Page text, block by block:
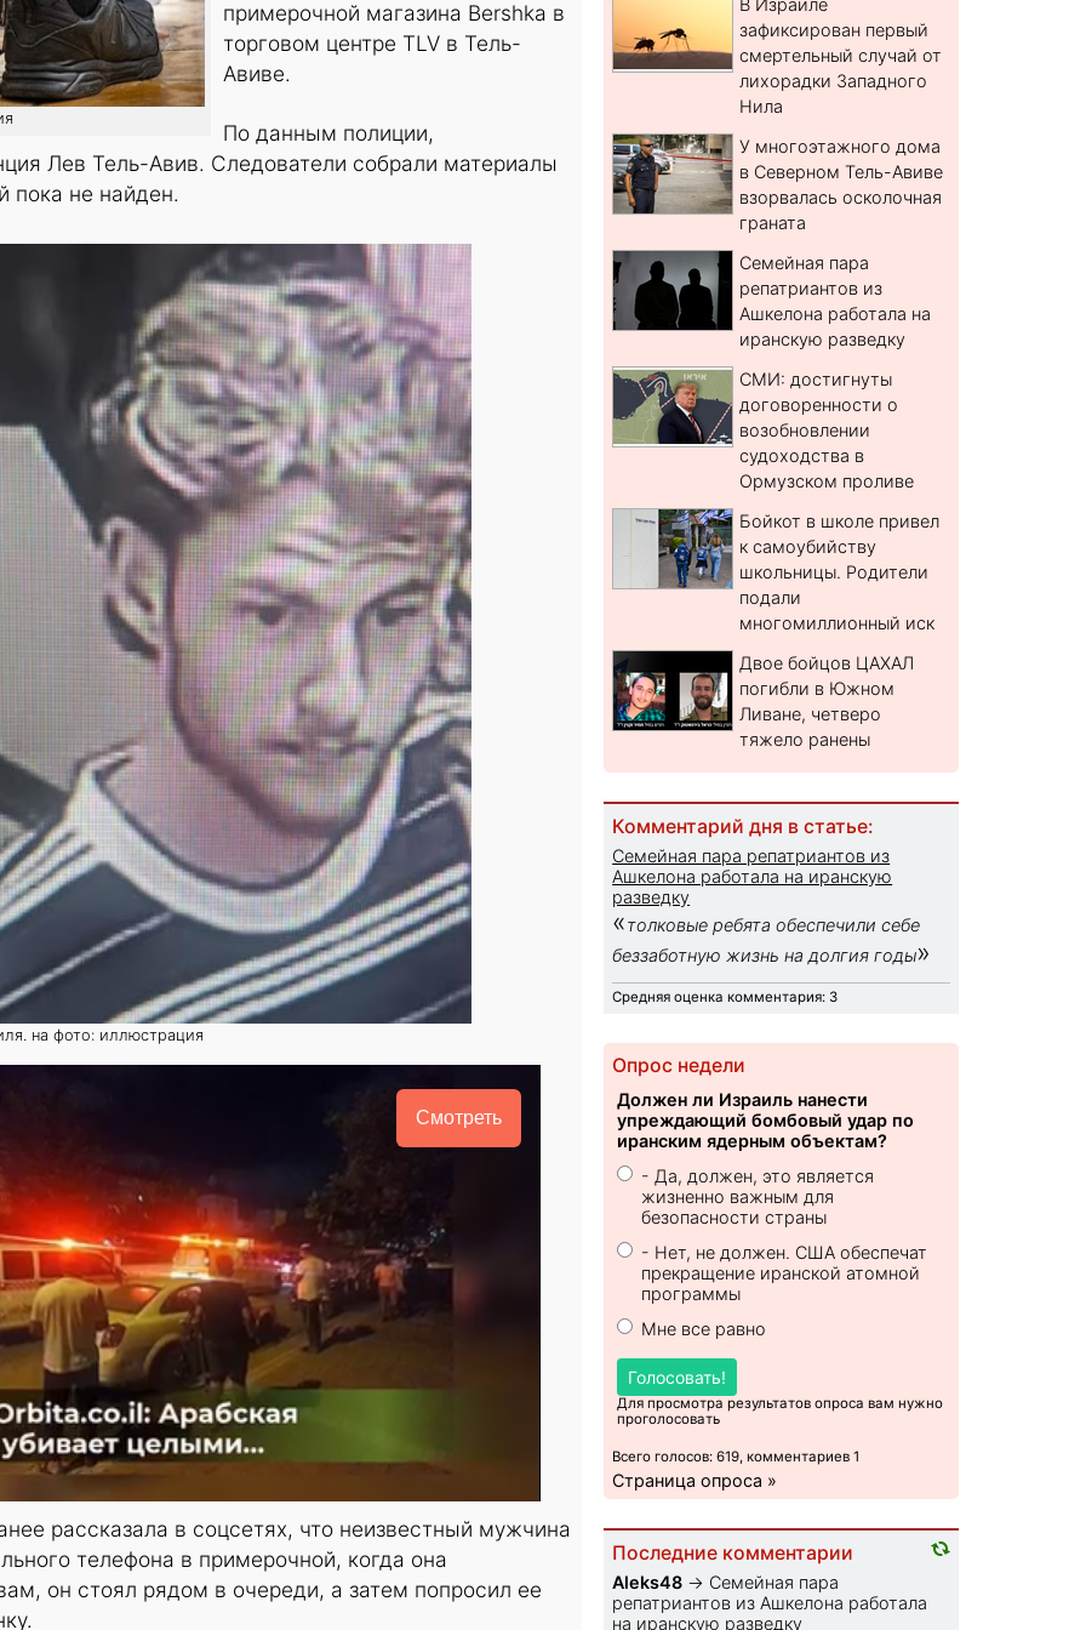
примерочной магазина Bershka в
торговом центре TLV в Тель-
Авиве.
По данным полиции,
Лев Тель-Авив. Следователи собрали материалы
пока не найден.
на фото: иллюстрация
Смотреть
рассказала в соцсетях, что неизвестный мужчина
телефона в примерочной, когда она
он стоял рядом в очереди, а затем попросил ее
В Израиле
зафиксирован первый
смертельный случай от
лихорадки Западного
Нила
У многоэтажного дома
в Северном Тель-Авиве
взорвалась осколочная
граната
Семейная пара
репатриантов из
Ашкелона работала на
иранскую разведку
СМИ: достигнуты
договоренности о
возобновлении
судоходства в
Ормузском проливе
Бойкот в школе привел
к самоубийству
школьницы. Родители
подали
многомиллионный иск
Двое бойцов ЦАХАЛ
погибли в Южном
Ливане, четверо
тяжело ранены
Комментарий дня в статье:
Семейная пара репатриантов из
Ашкелона работала на иранскую
разведку
«толковые ребята обеспечили себе
беззаботную жизнь на долгия годы»
Средняя оценка комментария: 3
Опрос недели
Должен ли Израиль нанести
упреждающий бомбовый удар по
иранским ядерным объектам?
- Да, должен, это является
жизненно важным для
безопасности страны
- Нет, не должен. США обеспечат
прекращение иранской атомной
программы
Мне все равно
Голосовать!
Для просмотра результатов опроса вам нужно
проголосовать
Всего голосов: 619, комментариев 1
Страница опроса »
Последние комментарии
Aleks48 → Семейная пара
репатриантов из Ашкелона работала
на иранскую разведку